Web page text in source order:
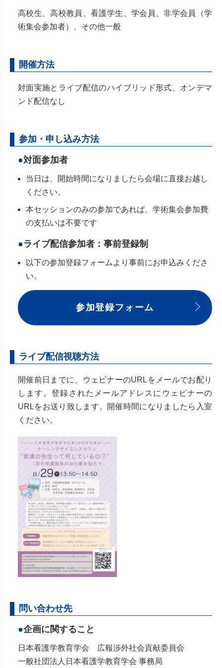
高校生、高校教員、看護学生、学会員、非学会員（学
術集会参加者）、その他一般
開催方法
対面実施とライブ配信のハイブリッド形式、オンデマ
ンド配信なし
参加・申し込み方法
対面参加者
当日は、開始時間になりましたら会場に直接お越し
ください。
本セッションのみの参加であれば、学術集会参加費
の支払いは不要です
ライブ配信参加者：事前登録制
以下の参加登録フォームより事前にお申込みくださ
い。
参加登録フォーム
ライブ配信視聴方法
開催前日までに、ウェビナーのURLをメールでお配り
します。登録されたメールアドレスにウェビナーの
URLをお送り致します。開催時間になりましたら入室
ください。
問い合わせ先
企画に関すること
日本看護学教育学会 広報渉外社会貢献委員会
一般社団法人日本看護学教育学会 事務局